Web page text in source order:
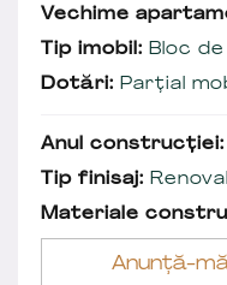
Vechime
Tip imobil: Bloc
Dotări: Parțial
Anul construcției:
Tip finisaj:
Materiale
Anunță-